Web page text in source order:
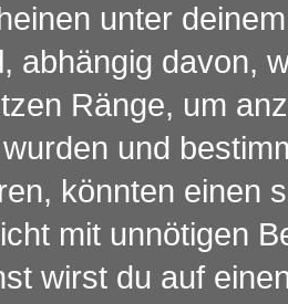
unter
abhängig davon,
Ränge, um
und
könnten einen
mit unnötigen
wirst du auf